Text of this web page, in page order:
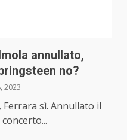
annullato,
no?
2023
sì. Annullato il